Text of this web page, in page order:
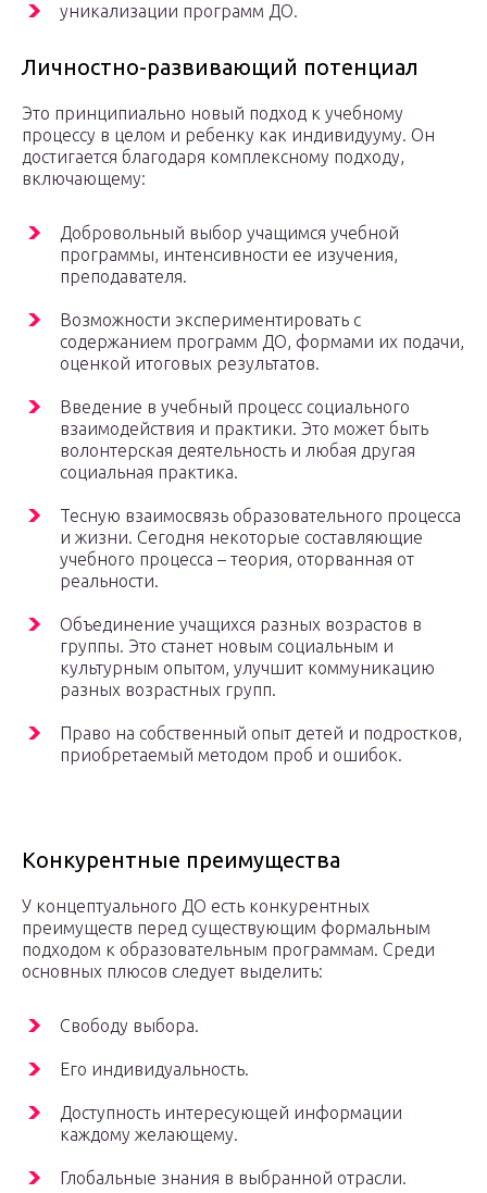
уникализации программ ДО.
Личностно-развивающий потенциал
Это принципиально новый подход к учебному
процессу в целом и ребенку как индивидууму. Он
достигается благодаря комплексному подходу,
включающему:
Добровольный выбор учащимся учебной
программы, интенсивности ее изучения,
преподавателя.
Возможности экспериментировать с
содержанием программ ДО, формами их подачи,
оценкой итоговых результатов.
Введение в учебный процесс социального
взаимодействия и практики. Это может быть
волонтерская деятельность и любая другая
социальная практика.
Тесную взаимосвязь образовательного процесса
и жизни. Сегодня некоторые составляющие
учебного процесса – теория, оторванная от
реальности.
Объединение учащихся разных возрастов в
группы. Это станет новым социальным и
культурным опытом, улучшит коммуникацию
разных возрастных групп.
Право на собственный опыт детей и подростков,
приобретаемый методом проб и ошибок.
Конкурентные преимущества
У концептуального ДО есть конкурентных
преимуществ перед существующим формальным
подходом к образовательным программам. Среди
основных плюсов следует выделить:
Свободу выбора.
Его индивидуальность.
Доступность интересующей информации
каждому желающему.
Глобальные знания в выбранной отрасли.